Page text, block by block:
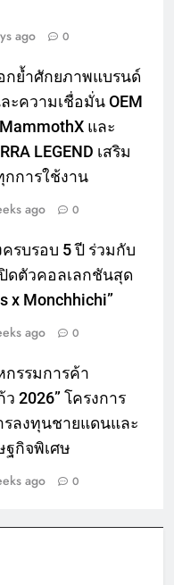
ago 0
กย้ำศักยภาพแบรนด์
ะความเชื่อมั่น OEM
และ
LEGEND เสริม
การใช้งาน
ago 0
รบรอบ 5 ปี ร่วมกับ
ดตัวคอลเลกชันสุด
x Monchhichi”
ago 0
กรรมการค้า
2026” โครงการ
รลงทุนชายแดนและ
ฐกิจพิเศษ
ago 0